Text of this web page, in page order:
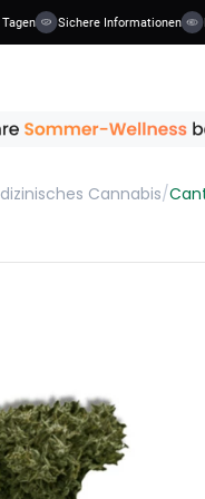
Sichere Informationen
Cannabis/